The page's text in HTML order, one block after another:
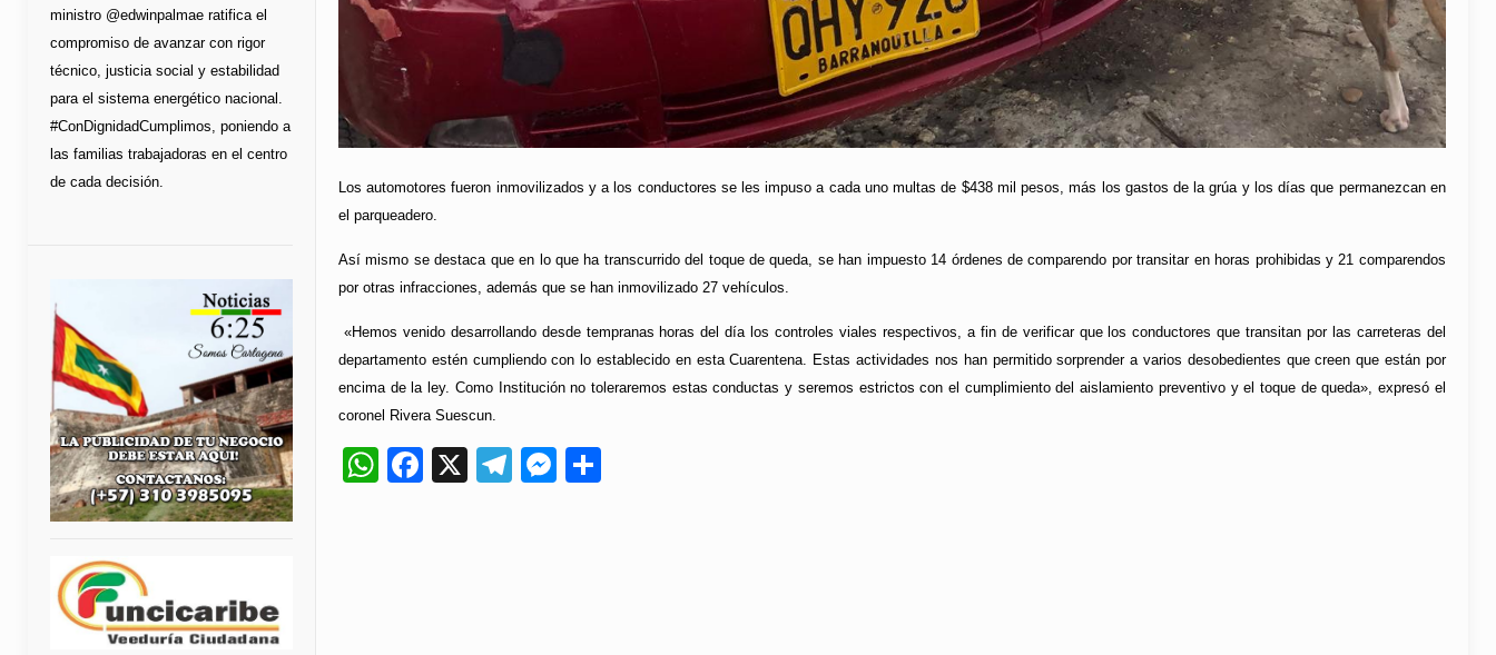
Los automotores fueron inmovilizados y a los conductores se les impuso a cada uno multas de $438 mil pesos, más los gastos de la grúa y los días que permanezcan en
el parqueadero.
Así mismo se destaca que en lo que ha transcurrido del toque de queda, se han impuesto 14 órdenes de comparendo por transitar en horas prohibidas y 21 comparendos
por otras infracciones, además que se han inmovilizado 27 vehículos.
«Hemos venido desarrollando desde tempranas horas del día los controles viales respectivos, a fin de verificar que los conductores que transitan por las carreteras del
departamento estén cumpliendo con lo establecido en esta Cuarentena. Estas actividades nos han permitido sorprender a varios desobedientes que creen que están por
encima de la ley. Como Institución no toleraremos estas conductas y seremos estrictos con el cumplimiento del aislamiento preventivo y el toque de queda», expresó el
coronel Rivera Suescun.
WhatsApp
Facebook
X Telegram
Messenger
ministro @edwinpalmae ratifica el
compromiso de avanzar con rigor
técnico, justicia social y estabilidad
para el sistema energético nacional.
#ConDignidadCumplimos, poniendo a
las familias trabajadoras en el centro
de cada decisión.